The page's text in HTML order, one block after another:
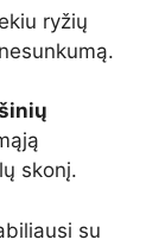
ryžių
skonį.
su